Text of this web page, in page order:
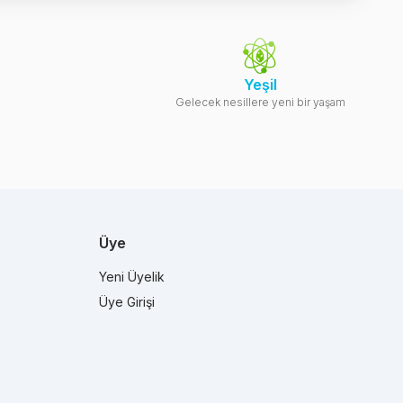
Yeşil
Gelecek nesillere yeni bir yaşam
Üye
Yeni Üyelik
Üye Girişi